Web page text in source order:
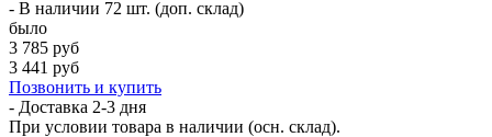
- В наличии 72 шт. (доп. склад)
было
3 785 руб
3 441 руб
Позвонить и купить
- Доставка 2-3 дня
При условии товара в наличии (осн. склад).